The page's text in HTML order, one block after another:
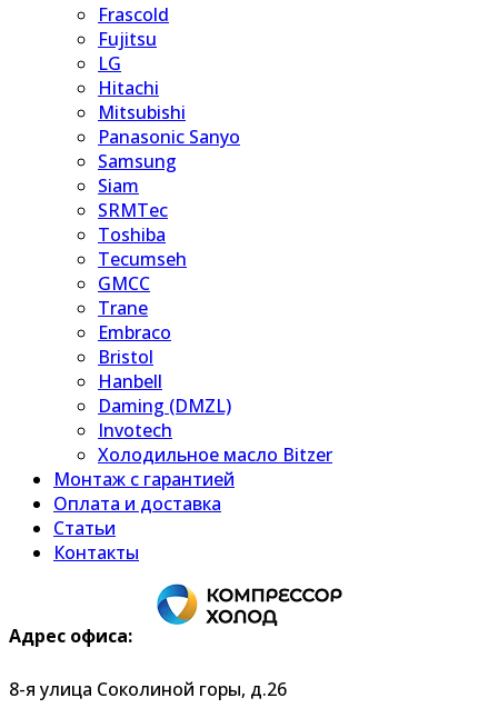
Frascold
Fujitsu
LG
Hitachi
Mitsubishi
Panasonic Sanyo
Samsung
Siam
SRMTec
Toshiba
Tecumseh
GMCC
Trane
Embraco
Bristol
Hanbell
Daming (DMZL)
Invotech
Холодильное масло Bitzer
Монтаж с гарантией
Оплата и доставка
Статьи
Контакты
Адрес офиса:
8-я улица Соколиной горы, д.26